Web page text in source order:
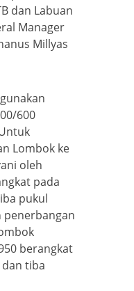
dan Labuan
Manager
Millyas
600
Lombok ke
oleh
pada
pukul
penerbangan
berangkat
dan tiba